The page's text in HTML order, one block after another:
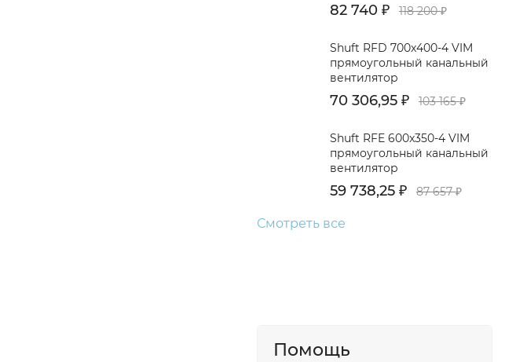
82 740 ₽ 118 200₽
Shuft RFD 700x400-4 VIM
прямоугольный канальный
вентилятор
70 306,95 ₽ 103 165₽
Shuft RFE 600x350-4 VIM
прямоугольный канальный
вентилятор
59 738,25 ₽ 87 657₽
Смотреть все
Помощь